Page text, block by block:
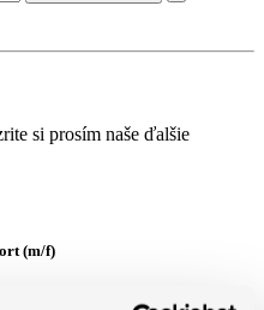
si prosím naše ďalšie
(m/f)